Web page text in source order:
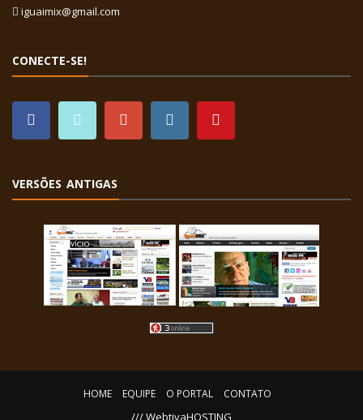
iguaimix@gmail.com
CONECTE-SE!
VERSÕES ANTIGAS
HOME EQUIPE O PORTAL CONTATO
/// WebtivaHOSTING